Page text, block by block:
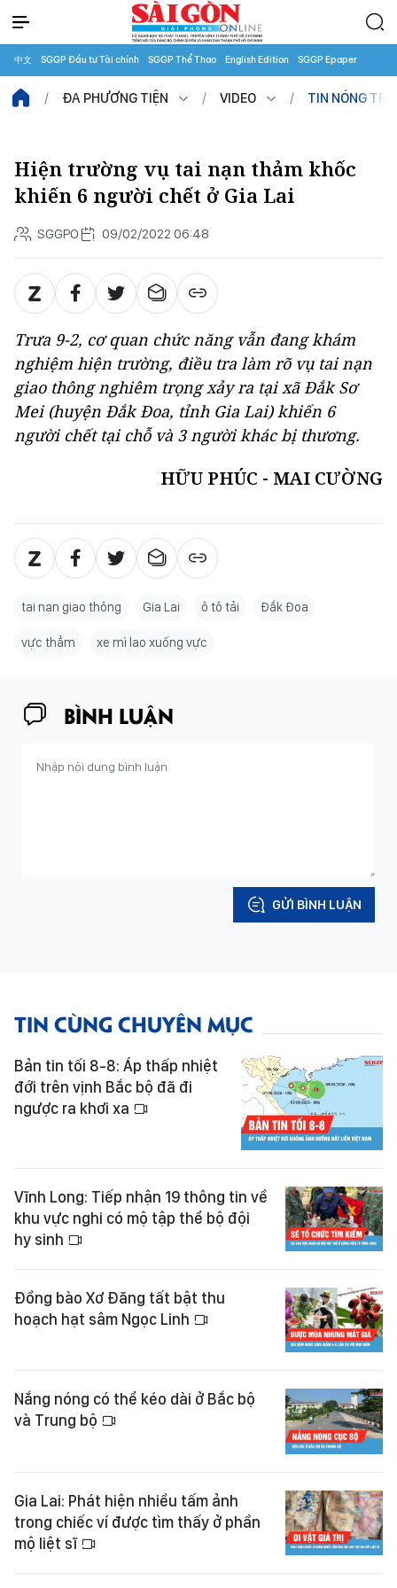
中文 SGGP Đầu tư Tài chính SGGP Thể Thao English Edition SGGP Epaper
ĐA PHƯƠNG TIỆN VIDEO TIN NÓNG
Hiện trường vụ tai nạn thảm khốc
khiến 6 người chết ở Gia Lai
SGGPO 09/02/2022 06:48
Trưa 9-2, cơ quan chức năng vẫn đang khám
nghiệm hiện trường, điều tra làm rõ vụ tai nạn
giao thông nghiêm trọng xảy ra tại xã Đắk Sơ
Mei (huyện Đắk Đoa, tỉnh Gia Lai) khiến 6
người chết tại chỗ và 3 người khác bị thương.
HỮU PHÚC - MAI CƯỜNG
tai nạn giao thông Gia Lai ô tô tải Đắk Đoa
vực thẳm xe mì lao xuống vực
BÌNH LUẬN
GỬI BÌNH LUẬN
TIN CÙNG CHUYÊN MỤC
Bản tin tối 8-8: Áp thấp nhiệt
đới trên vịnh Bắc bộ đã đi
ngược ra khơi xa
Vĩnh Long: Tiếp nhận 19 thông tin về
khu vực nghi có mộ tập thể bộ đội
hy sinh
Đồng bào Xơ Đăng tất bật thu
hoạch hạt sâm Ngọc Linh
Nắng nóng có thể kéo dài ở Bắc bộ
và Trung bộ
Gia Lai: Phát hiện nhiều tấm ảnh
trong chiếc ví được tìm thấy ở phần
mộ liệt sĩ